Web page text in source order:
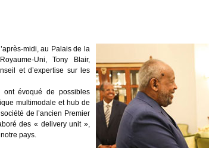
midi, au Palais de la
Uni, Tony Blair,
et d’expertise sur les
ont évoqué de possibles
multimodale et hub de
de l’ancien Premier
des « delivery unit »,
pays.